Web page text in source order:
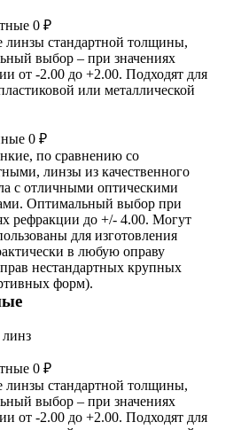
0 ₽
линзы стандартной толщины,
выбор – при значениях
от -2.00 до +2.00. Подходят для
или металлической
0 ₽
по сравнению со
линзы из качественного
с отличными оптическими
Оптимальный выбор при
рефракции до +/- 4.00. Могут
для изготовления
в любую оправу
нестандартных крупных
форм).
0 ₽
линзы стандартной толщины,
выбор – при значениях
от -2.00 до +2.00. Подходят для